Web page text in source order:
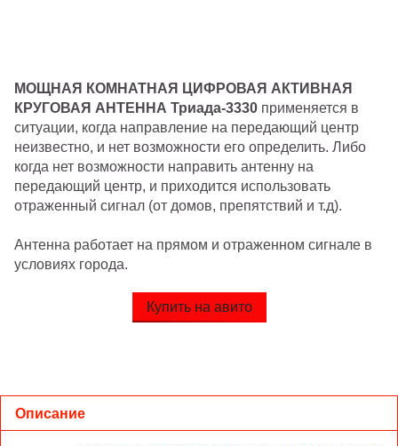
МОЩНАЯ КОМНАТНАЯ ЦИФРОВАЯ АКТИВНАЯ
КРУГОВАЯ АНТЕННА Триада-3330 применяется в
ситуации, когда направление на передающий центр
неизвестно, и нет возможности его определить. Либо
когда нет возможности направить антенну на
передающий центр, и приходится использовать
отраженный сигнал (от домов, препятствий и т.д).
Антенна работает на прямом и отраженном сигнале в
условиях города.
Купить на авито
Описание